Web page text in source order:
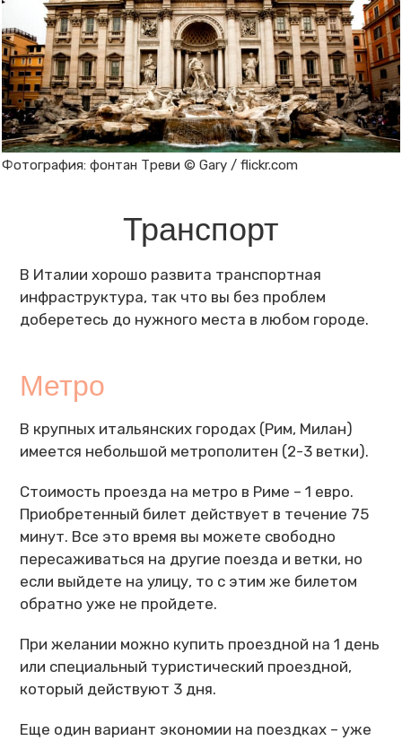
Фотография: фонтан Треви © Gary / flickr.com
Транспорт
В Италии хорошо развита транспортная
инфраструктура, так что вы без проблем
доберетесь до нужного места в любом городе.
Метро
В крупных итальянских городах (Рим, Милан)
имеется небольшой метрополитен (2-3 ветки).
Стоимость проезда на метро в Риме – 1 евро.
Приобретенный билет действует в течение 75
минут. Все это время вы можете свободно
пересаживаться на другие поезда и ветки, но
если выйдете на улицу, то с этим же билетом
обратно уже не пройдете.
При желании можно купить проездной на 1 день
или специальный туристический проездной,
который действуют 3 дня.
Еще один вариант экономии на поездках – уже